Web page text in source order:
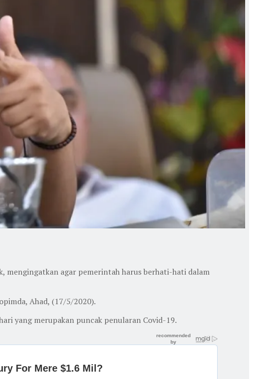
mengingatkan agar pemerintah harus berhati-hati dalam
Ahad, (17/5/2020).
yang merupakan puncak penularan Covid-19.